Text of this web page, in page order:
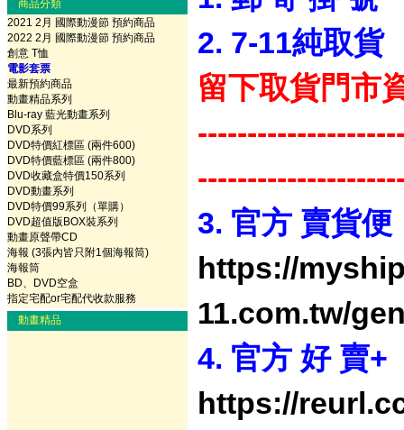
商品分類
2021 2月 國際動漫節 預約商品
2022 2月 國際動漫節 預約商品
創意 T恤
電影套票
最新預約商品
動畫精品系列
Blu-ray 藍光動畫系列
DVD系列
DVD特價紅標區 (兩件600)
DVD特價藍標區 (兩件800)
DVD收藏盒特價150系列
DVD動畫系列
DVD特價99系列（單購）
DVD超值版BOX裝系列
動畫原聲帶CD
海報 (3張內皆只附1個海報筒)
海報筒
BD、DVD空盒
指定宅配or宅配代收款服務
動畫精品
2. 7-11純取貨
留下取貨門市
3. 官方 賣貨
https://
11.com.tw/
4. 官方 好 賣
https://